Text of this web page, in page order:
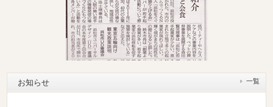
お知らせ 一覧